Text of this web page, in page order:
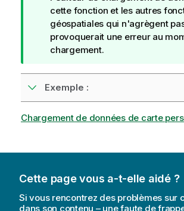
t
e
C
o
s
e
i
l
cette fonction et les autres
géospatiales qui n'agrègent
provoquerait une erreur au
chargement.
Exemple :
Chargement de données de carte
Cette page vous a-t-elle aidé ?
Si vous rencontrez des problèmes sur
dans son contenu – une faute de